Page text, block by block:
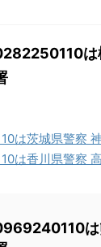
は
は茨城県警察
は香川県警察
は